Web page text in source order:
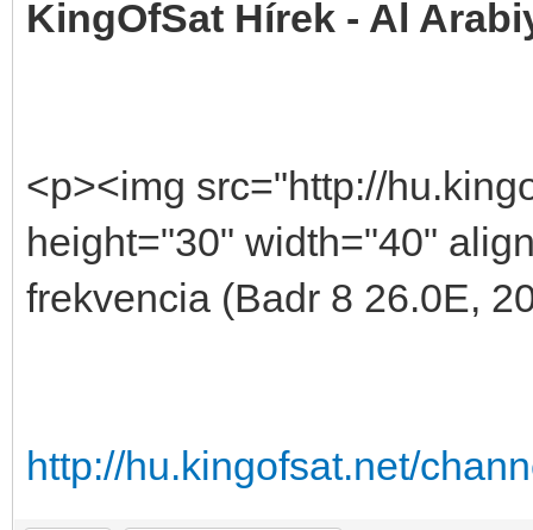
KingOfSat Hírek - Al
<p><img src="http://
height="30" width="40"
frekvencia (Badr 8 26.0E,
http://hu.kingofsat.net/